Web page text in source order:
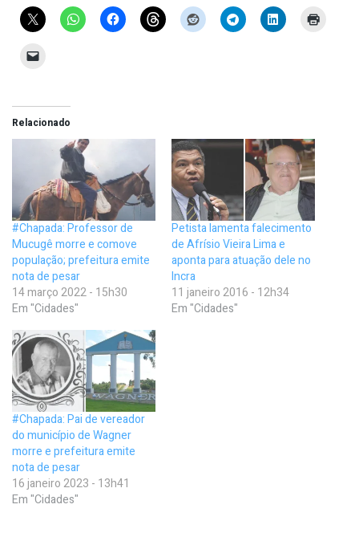
Relacionado
#Chapada: Professor de
Mucugê morre e comove
população; prefeitura emite
nota de pesar
14 março 2022 - 15h30
Em "Cidades"
Petista lamenta falecimento
de Afrísio Vieira Lima e
aponta para atuação dele no
Incra
11 janeiro 2016 - 12h34
Em "Cidades"
#Chapada: Pai de vereador
do município de Wagner
morre e prefeitura emite
nota de pesar
16 janeiro 2023 - 13h41
Em "Cidades"